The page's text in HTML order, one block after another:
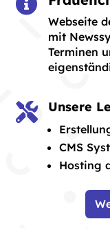
Webseite
mit
Terminen
 Unsere
CMS
Hosting